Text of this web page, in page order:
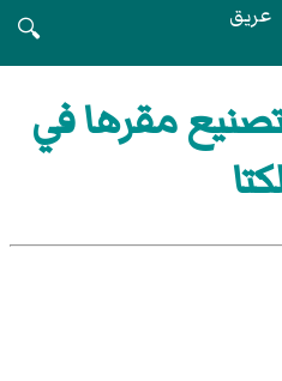
عريق
🔍
مقرها في